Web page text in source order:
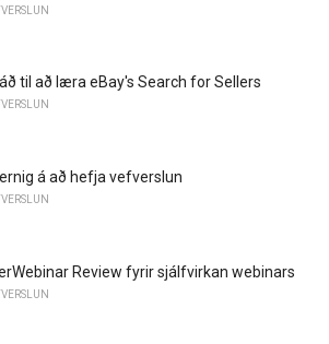
til að læra eBay's Search for Sellers
á að hefja vefverslun
Review fyrir sjálfvirkan webinars